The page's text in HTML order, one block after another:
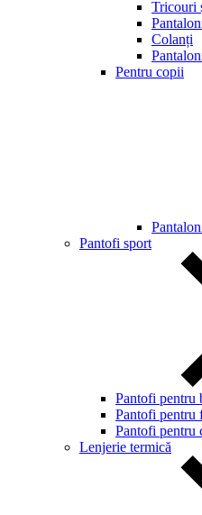
Tricouri
Colanți
Pentru copii
Pantofi sport
Pantofi pentru
Pantofi pentru
Pantofi pentru
Lenjerie termică